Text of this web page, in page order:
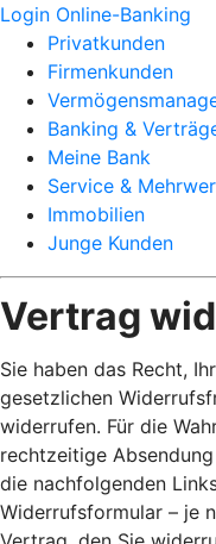
Login Online-Banking
Privatkunden
Firmenkunden
Banking &
Meine Bank
Service &
Immobilien
Junge Kunden
Vertrag
Sie haben das Recht,
gesetzlichen
widerrufen. Für die
rechtzeitige
die nachfolgenden
Widerrufsformular – je